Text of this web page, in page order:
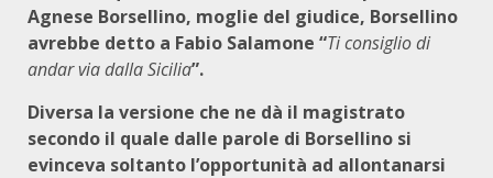
Agnese Borsellino, moglie del giudice, Borsellino
avrebbe detto a Fabio Salamone “Ti consiglio di
andar via dalla Sicilia”.
Diversa la versione che ne dà il magistrato
secondo il quale dalle parole di Borsellino si
evinceva soltanto l’opportunità ad allontanarsi